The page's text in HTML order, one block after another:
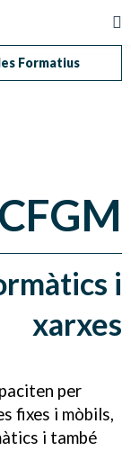
Formatius
CFGM
i
xarxes
per
fixes i mòbils,
i també